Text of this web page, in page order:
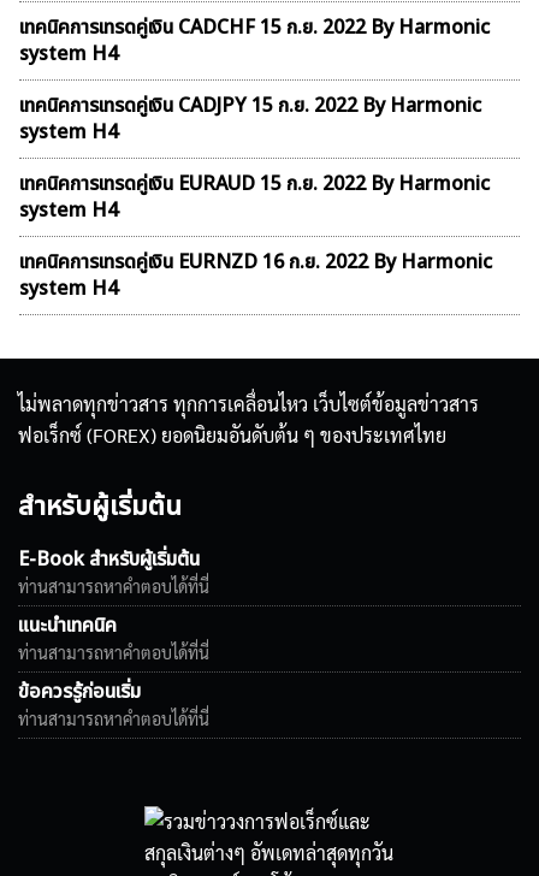
เทคนิคการเทรดคู่เงิน CADCHF 15 ก.ย. 2022 By Harmonic
system H4
เทคนิคการเทรดคู่เงิน CADJPY 15 ก.ย. 2022 By Harmonic
system H4
เทคนิคการเทรดคู่เงิน EURAUD 15 ก.ย. 2022 By Harmonic
system H4
เทคนิคการเทรดคู่เงิน EURNZD 16 ก.ย. 2022 By Harmonic
system H4
ไม่พลาดทุกข่าวสาร ทุกการเคลื่อนไหว เว็บไซต์ข้อมูลข่าวสาร
ฟอเร็กซ์ (FOREX) ยอดนิยมอันดับต้น ๆ ของประเทศไทย
สำหรับผู้เริ่มต้น
E-Book สำหรับผู้เริ่มต้น
ท่านสามารถหาคำตอบได้ที่นี่
แนะนำเทคนิค
ท่านสามารถหาคำตอบได้ที่นี่
ข้อควรรู้ก่อนเริ่ม
ท่านสามารถหาคำตอบได้ที่นี่